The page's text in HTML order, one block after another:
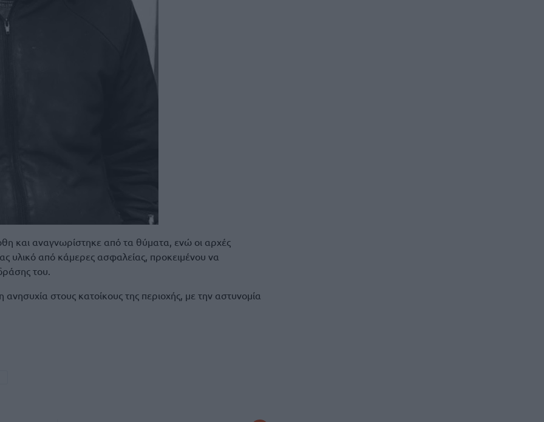
και αναγνωρίστηκε από τα θύματα, ενώ οι αρχές
υλικό από κάμερες ασφαλείας, προκειμένου να
του.
στους κατοίκους της περιοχής, με την αστυνομία